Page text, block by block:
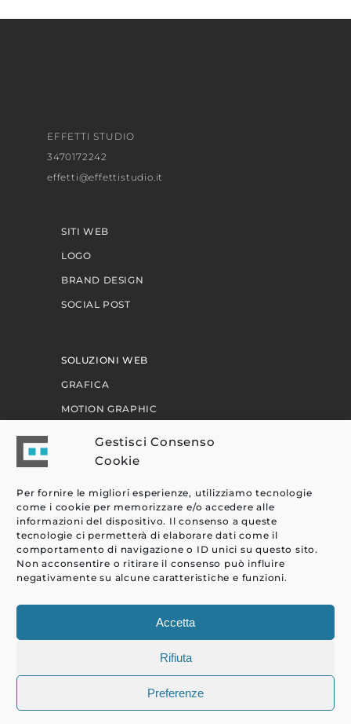
Gestisci Consenso
Cookie
Per fornire le migliori esperienze, utilizziamo tecnologie
come i cookie per memorizzare e/o accedere alle
informazioni del dispositivo. Il consenso a queste
tecnologie ci permetterà di elaborare dati come il
comportamento di navigazione o ID unici su questo sito.
Non acconsentire o ritirare il consenso può influire
negativamente su alcune caratteristiche e funzioni.
Accetta
Rifiuta
Preferenze
EFFETTI STUDIO
3470172242
effetti@effettistudio.it
SITI WEB
LOGO
BRAND DESIGN
SOCIAL POST
SOLUZIONI WEB
GRAFICA
MOTION GRAPHIC
EFFETTI
CLIENTI
BLOG
CONTATTI
© Copyright 2000 - 2026 EFFETTI | P.IVA 09804680016 |